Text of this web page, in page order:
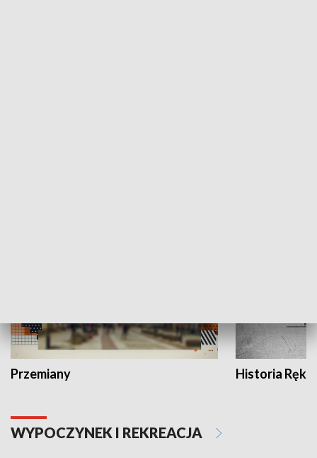
Przemiany Historia Ręką
WYPOCZYNEK I REKREACJA